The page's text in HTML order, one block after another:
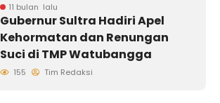
11 bulan lalu
Gubernur Sultra Hadiri Apel
Kehormatan dan Renungan
Suci di TMP Watubangga
155 Tim Redaksi